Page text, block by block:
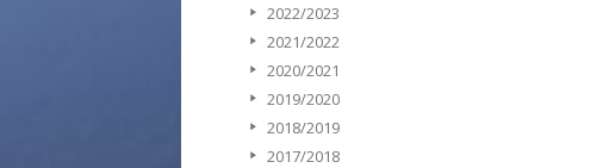
2022/2023
2021/2022
2020/2021
2019/2020
2018/2019
2017/2018